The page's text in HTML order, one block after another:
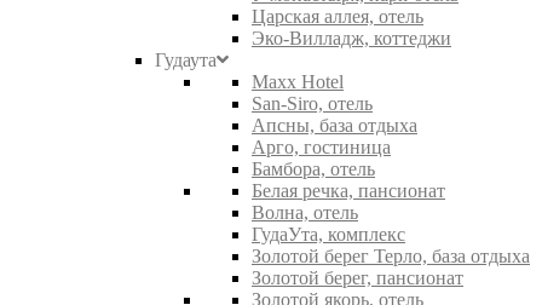
Царская аллея, отель
Эко-Вилладж, коттеджи
Гудаута
Maxx Hotel
San-Siro, отель
Апсны, база отдыха
Арго, гостиница
Бамбора, отель
Белая речка, пансионат
Волна, отель
ГудаУта, комплекс
Золотой берег Терло, база отдыха
Золотой берег, пансионат
Золотой якорь, отель